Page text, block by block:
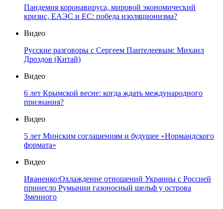
Пандемия коронавируса, мировой экономический
кризис, ЕАЭС и ЕС: победа изоляционизма?
Видео
Русские разговоры с Сергеем Пантелеевым: Михаил
Дроздов (Китай)
Видео
6 лет Крымской весне: когда ждать международного
признания?
Видео
5 лет Минским соглашениям и будущее «Нормандского
формата»
Видео
Иваненко:Охлаждение отношений Украины с Россией
принесло Румынии газоносный шельф у острова
Змеиного